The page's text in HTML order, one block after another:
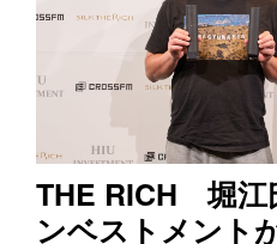
THE RICH 堀江
ンベストメント